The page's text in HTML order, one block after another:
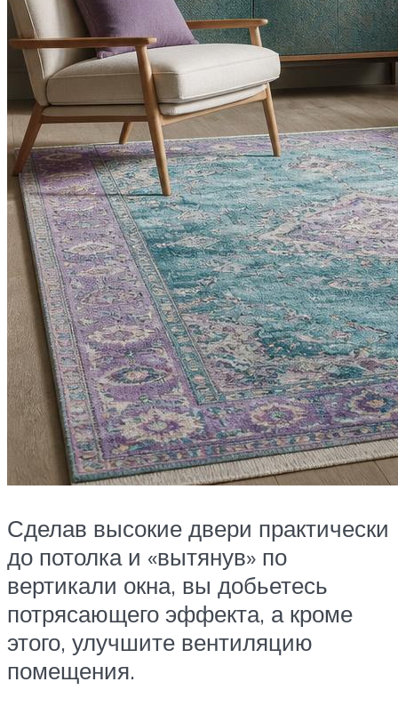
Сделав высокие двери практически
до потолка и «вытянув» по
вертикали окна, вы добьетесь
потрясающего эффекта, а кроме
этого, улучшите вентиляцию
помещения.